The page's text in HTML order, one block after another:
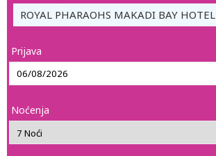
ROYAL PHARAOHS MAKADI BAY HOTEL
Prijava
Noćenja